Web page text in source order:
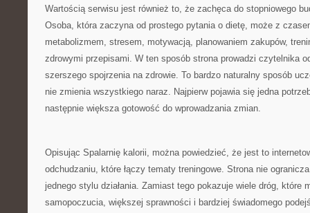
Wartością serwisu jest również to, że zachęca do stopniowego
Osoba, która zaczyna od prostego pytania o dietę, może z
metabolizmem, stresem, motywacją, planowaniem zakupów,
zdrowymi przepisami. W ten sposób strona prowadzi czytelnika
szerszego spojrzenia na zdrowie. To bardzo naturalny sposób
nie zmienia wszystkiego naraz. Najpierw pojawia się jedna
następnie większa gotowość do wprowadzania zmian.
Opisując Spalarnię kalorii, można powiedzieć, że jest to
odchudzaniu, które łączy tematy treningowe. Strona nie
jednego stylu działania. Zamiast tego pokazuje wiele dróg, które
samopoczucia, większej sprawności i bardziej świadomego